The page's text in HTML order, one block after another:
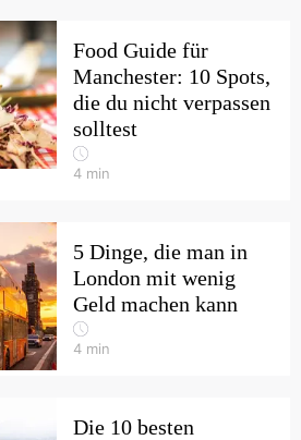
Food Guide für
Manchester: 10 Spots,
die du nicht verpassen
solltest
4 min
5 Dinge, die man in
London mit wenig
Geld machen kann
4 min
Die 10 besten